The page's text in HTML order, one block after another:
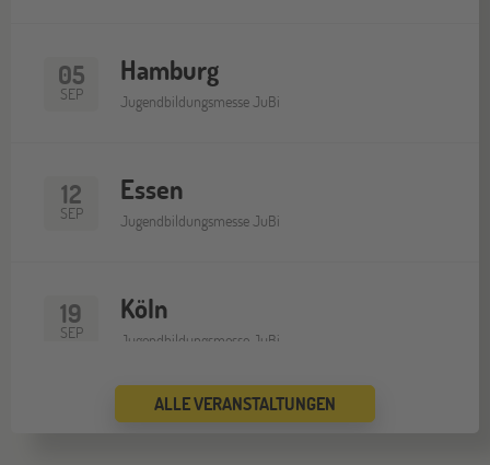
05
SEP
Hamburg
Jugendbildungsmesse JuBi
12
SEP
Essen
Jugendbildungsmesse JuBi
19
SEP
Köln
Jugendbildungsmesse JuBi
Bremen
ALLE VERANSTALTUNGEN